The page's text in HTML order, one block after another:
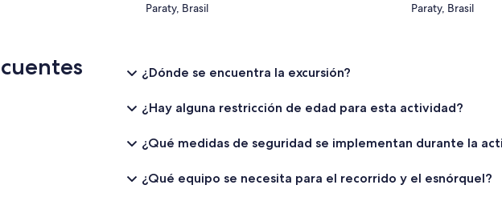
Paraty, Brasil
Paraty, Brasil
¿Dónde se encuentra la excursión?
¿Hay alguna restricción de edad para esta actividad?
¿Qué medidas de seguridad se implementan durante la
¿Qué equipo se necesita para el recorrido y el esnórquel?